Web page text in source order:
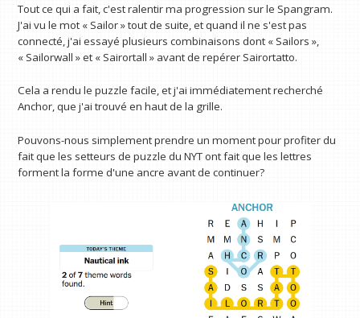
Tout ce qui a fait, c'est ralentir ma progression sur le Spangram.
J'ai vu le mot « Sailor » tout de suite, et quand il ne s'est pas
connecté, j'ai essayé plusieurs combinaisons dont « Sailors »,
« Sailorwall » et « Sairortall » avant de repérer Sairortatto.
Cela a rendu le puzzle facile, et j'ai immédiatement recherché
Anchor, que j'ai trouvé en haut de la grille.
Pouvons-nous simplement prendre un moment pour profiter du
fait que les setteurs de puzzle du NYT ont fait que les lettres
forment la forme d'une ancre avant de continuer?